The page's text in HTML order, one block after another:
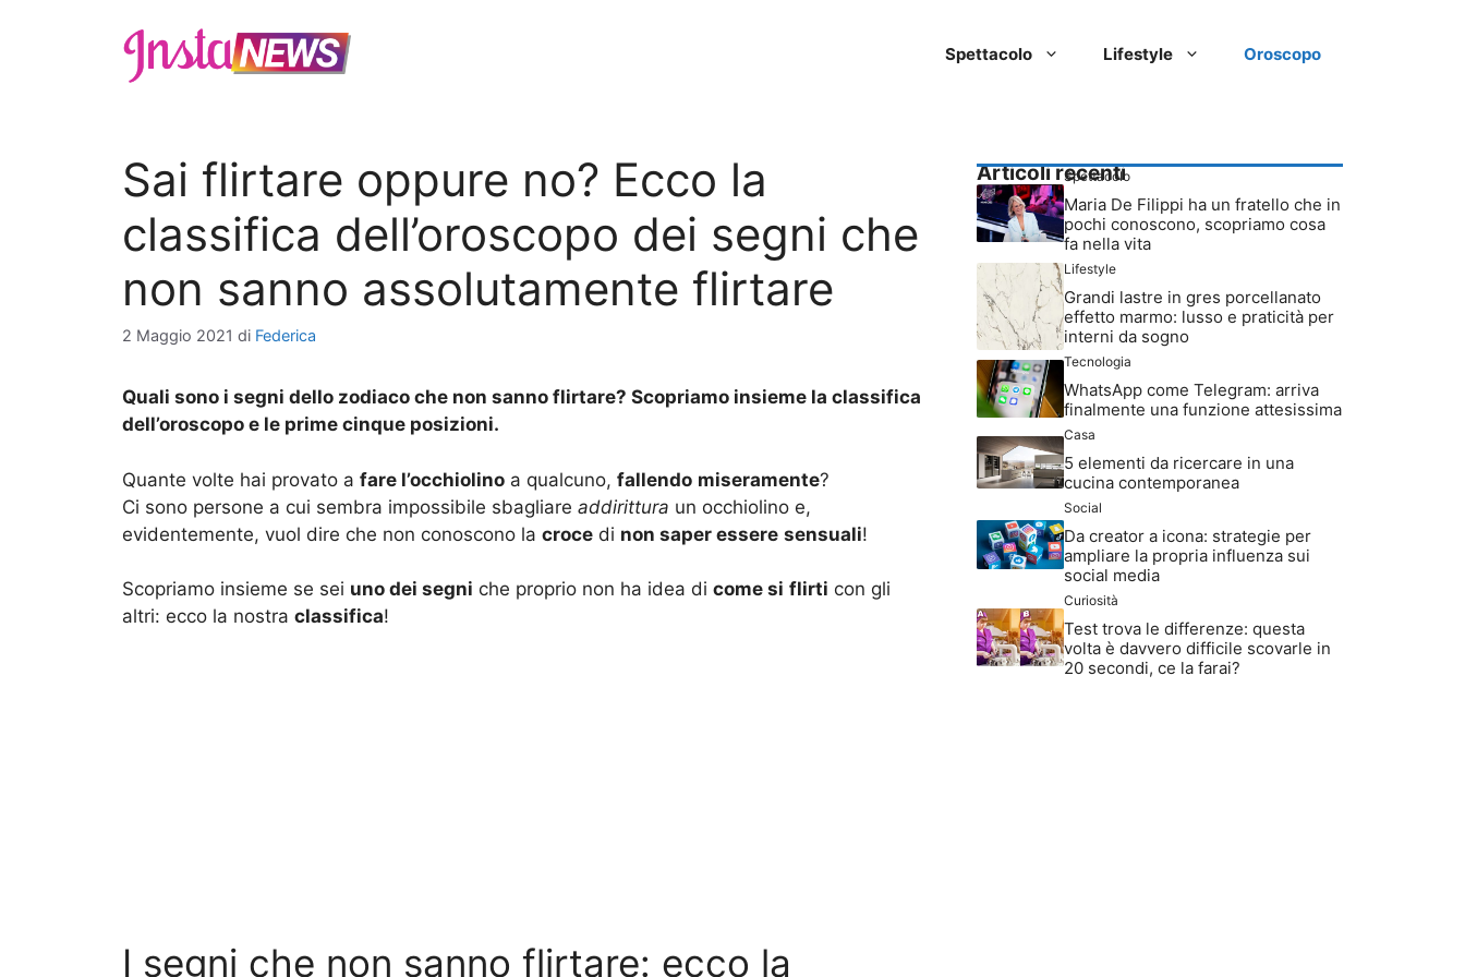
Spettacolo Lifestyle Oroscopo
Sai flirtare oppure no? Ecco la
classifica dell’oroscopo dei segni che
non sanno assolutamente flirtare
2 Maggio 2021 di Federica
Quali sono i segni dello zodiaco che non sanno flirtare? Scopriamo insieme la classifica
dell’oroscopo e le prime cinque posizioni.
Quante volte hai provato a fare l’occhiolino a qualcuno, fallendo miseramente?
Ci sono persone a cui sembra impossibile sbagliare addirittura un occhiolino e,
evidentemente, vuol dire che non conoscono la croce di non saper essere sensuali!
Scopriamo insieme se sei uno dei segni che proprio non ha idea di come si flirti con gli
altri: ecco la nostra classifica!
I segni che non sanno flirtare: ecco la
Articoli recenti
Spettacolo
Maria De Filippi ha un fratello che in
pochi conoscono, scopriamo cosa
fa nella vita
Lifestyle
Grandi lastre in gres porcellanato
effetto marmo: lusso e praticità per
interni da sogno
Tecnologia
WhatsApp come Telegram: arriva
finalmente una funzione attesissima
Casa
5 elementi da ricercare in una
cucina contemporanea
Social
Da creator a icona: strategie per
ampliare la propria influenza sui
social media
Curiosità
Test trova le differenze: questa
volta è davvero difficile scovarle in
20 secondi, ce la farai?